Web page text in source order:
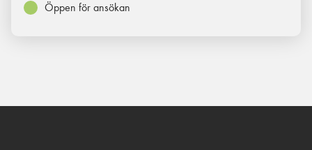
Öppen för ansökan